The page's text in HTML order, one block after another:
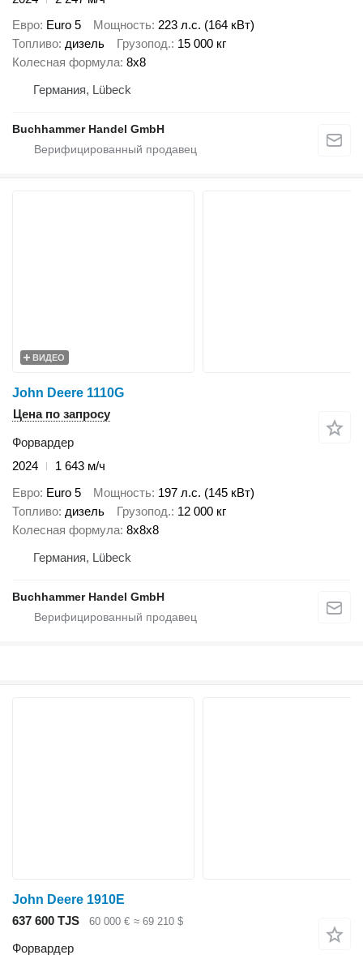
Евро Euro 5 Мощность 223 л.с. (164 кВт)
Топливо дизель Грузопод. 15 000 кг
Колесная формула 8x8
Германия, Lübeck
Buchhammer Handel GmbH
ВИДЕО
John Deere 1110G
Цена по запросу
Форвардер
2024
1 643 м/ч
Евро Euro 5 Мощность 197 л.с. (145 кВт)
Топливо дизель Грузопод. 12 000 кг
Колесная формула 8x8x8
Германия, Lübeck
Buchhammer Handel GmbH
John Deere 1910E
637 600 TJS
60 000 € ≈ 69 210 $
Форвардер